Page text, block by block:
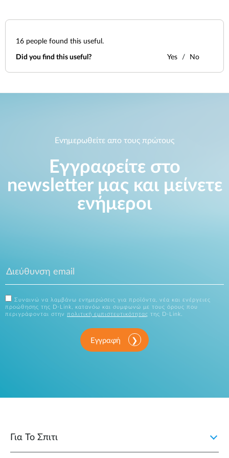
mydlink
Σημεία Πώλησης
Tech Alerts
FAQs
Support Portal
16 people found this useful.
Did you find this useful? Yes No
Ενημερωθείτε απο τους πρώτους
Εγγραφείτε στο
newsletter μας και μείνετε
ενήμεροι
Συναινώ να λαμβάνω ενημερώσεις για προϊόντα, νέα και ενέργειες
προώθησης της D-Link, κατανόω και συμφωνώ με τους όρους που
περιγράφονται στην πολιτική εμπιστευτικότητας της D-Link.
Εγγραφή
Για Το Σπιτι